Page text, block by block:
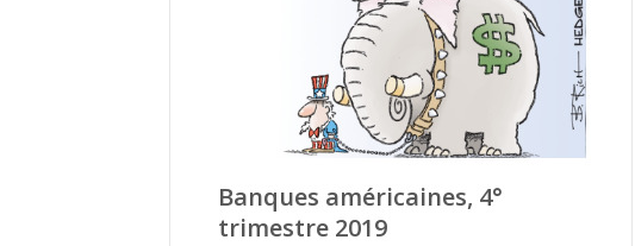
Banques américaines, 4°
trimestre 2019